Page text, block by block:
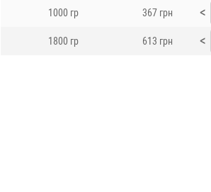
1000 гр 367 грн <
1800 гр 613 грн <